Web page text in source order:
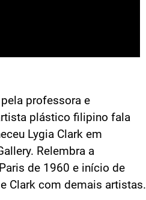
professora e
plástico filipino fala
Lygia Clark em
Relembra a
de 1960 e início de
Clark com demais artistas.